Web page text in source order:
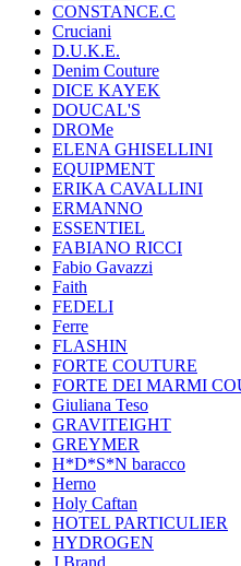
CONSTANCE.C
Cruciani
D.U.K.E.
Denim Couture
DICE KAYEK
DOUCAL'S
DROMe
ELENA GHISELLINI
EQUIPMENT
ERIKA CAVALLINI
ERMANNO
ESSENTIEL
FABIANO RICCI
Fabio Gavazzi
Faith
FEDELI
Ferre
FLASHIN
FORTE COUTURE
FORTE DEI MARMI
Giuliana Teso
GRAVITEIGHT
GREYMER
H*D*S*N baracco
Herno
Holy Caftan
HOTEL PARTICULIER
HYDROGEN
J Brand